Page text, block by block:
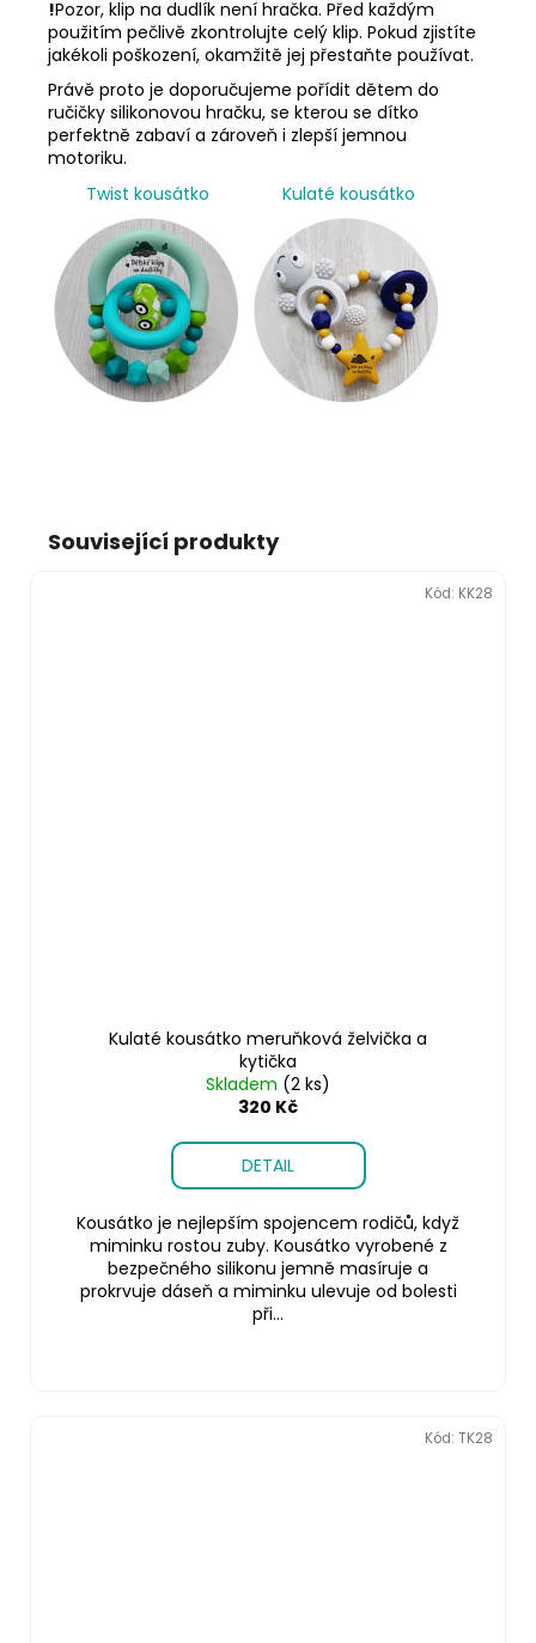
!Pozor, klip na dudlík není hračka. Před každým
použitím pečlivě zkontrolujte celý klip. Pokud zjistíte
jakékoli poškození, okamžitě jej přestaňte používat.
Právě proto je doporučujeme pořídit dětem do
ručičky silikonovou hračku, se kterou se dítko
perfektně zabaví a zároveň i zlepší jemnou
motoriku.
Twist kousátko
Kulaté kousátko
Související produkty
Kulaté kousátko meruňková želvička a
kytička
Skladem (2 ks)
320 Kč
DETAIL
Kousátko je nejlepším spojencem rodičů, když
miminku rostou zuby. Kousátko vyrobené z
bezpečného silikonu jemně masíruje a
prokrvuje dáseň a miminku ulevuje od bolesti
při...
Kód: KK28
Kód: TK28